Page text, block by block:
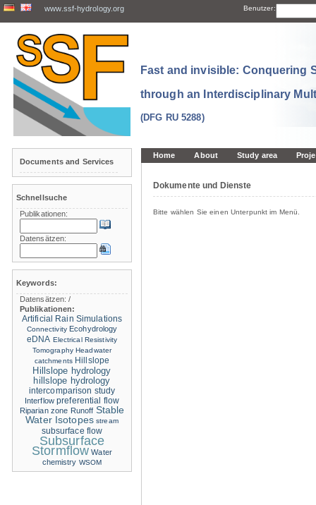
www.ssf-hydrology.org Benutzer:
Fast and invisible: Conquering
through an Interdisciplinary
(DFG RU 5288)
Home About Study area
Dokumente und Dienste
Bitte wählen Sie einen Unterpunkt im Menü.
Documents and Services
Schnellsuche
Publikationen:
Datensätzen:
Keywords:
Datensätzen:/
Publikationen:
Artificial Rain Simulations
Connectivity Ecohydrology
eDNA Electrical Resistivity
Tomography Headwater
catchments Hillslope
Hillslope hydrology
hillslope hydrology
intercomparison study
Interflow preferential flow
Riparian zone Runoff Stable
Water Isotopes stream
subsurface flow
Subsurface
Stormflow Water
chemistry WSOM